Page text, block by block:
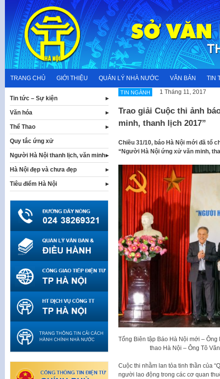
content
TRANG CHỦ GIỚI THIỆU QUẢN LÝ NHÀ NƯỚC VĂN BẢN TIN
TIN NGÀNH 1 Tháng 11, 2017
Trao giải Cuộc thi ảnh
minh, thanh lịch 2017”
Chiều 31/10, báo Hà Nội mới đã tổ
“Người Hà Nội ứng xử văn minh,
Tổng Biên tập Báo Hà Nội mới –
thao Hà Nội – Ông Tô
Cuộc thi nhằm lan tỏa tinh thần của
người lao động trong các cơ quan
Tin tức – Sự kiện
Văn hóa
Thể Thao
Quy tắc ứng xử
Người Hà Nội thanh lịch, văn minh
Hà Nội đẹp và chưa đẹp
Tiêu điểm Hà Nội